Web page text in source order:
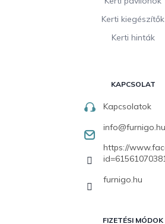
Kerti kiegészítők
Kerti hinták
KAPCSOLAT
Kapcsolatok
info@furnigo.hu
https://
furnigo.hu
FIZETÉSI MÓDOK